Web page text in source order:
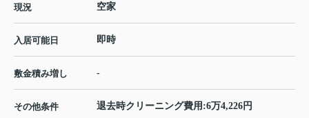
現況 空家
入居可能日 即時
敷金積み増し -
その他条件 退去時クリーニング費用:6万4,226円